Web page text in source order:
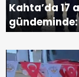
Kahta’da 17